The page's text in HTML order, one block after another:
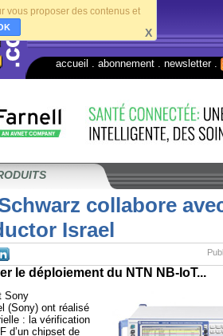
vous proposer des contenus et
X
accueil abonnement newsletter.
collabore
Israel
le déploiement du NTN NB-IoT...
Sony
(Sony) ont réalisé
: la vérification
d’un chipset de